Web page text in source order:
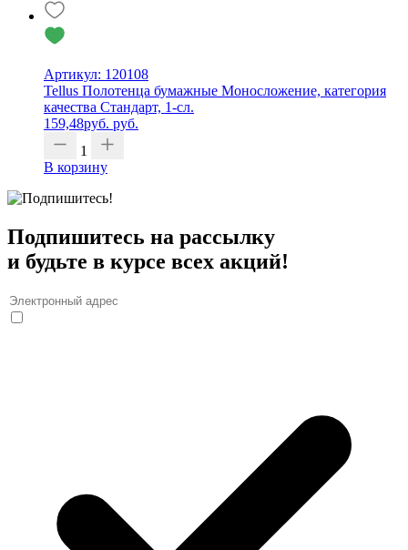
Артикул: 120108
Tellus Полотенца бумажные Моносложение, категория
качества Стандарт, 1-сл.
159,48руб. руб.
1
В корзину
Подпишитесь на рассылку
и будьте в курсе всех акций!